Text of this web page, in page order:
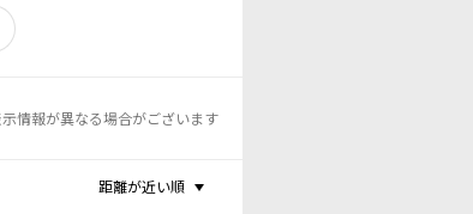
情報が異なる場合がございます
距離が近い順